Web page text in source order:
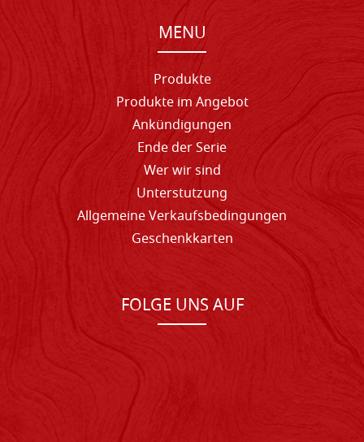
MENU
Produkte
Produkte im Angebot
Ankündigungen
Ende der Serie
Wer wir sind
Unterstutzung
Allgemeine Verkaufsbedingungen
Geschenkkarten
FOLGE UNS AUF